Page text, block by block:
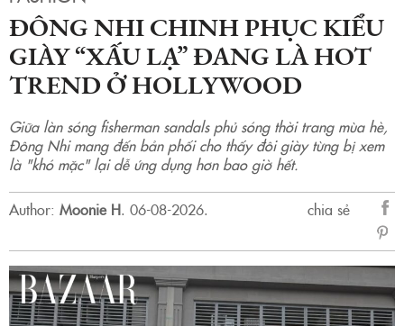
ĐÔNG NHI CHINH PHỤC KIỂU
GIÀY “XẤU LẠ” ĐANG LÀ HOT
TREND Ở HOLLYWOOD
Giữa làn sóng fisherman sandals phủ sóng thời trang mùa hè,
Đông Nhi mang đến bản phối cho thấy đôi giày từng bị xem
là "khó mặc" lại dễ ứng dụng hơn bao giờ hết.
Author: Moonie H. 06-08-2026.
chia sẻ
sẻ